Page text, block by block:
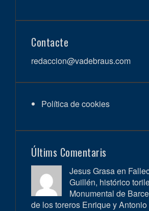
Contacte
redaccion@vadebraus.com
Política de cookies
Últims Comentaris
Jesus Grasa en
Guillén, histórico
Monumental de
de los toreros Enrique y